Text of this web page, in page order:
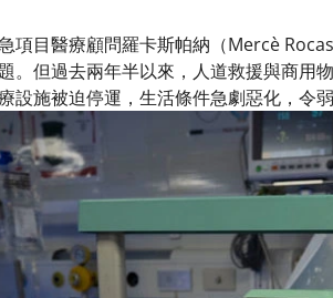
項目醫療顧問羅卡斯帕納（Mercè
。但過去兩年半以來，人道救援與商用
設施被迫停運，生活條件急劇惡化，令